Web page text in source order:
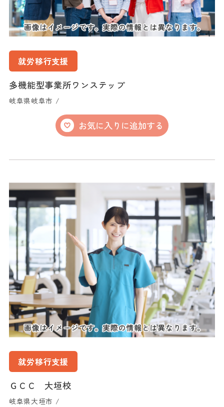
就労移行支援
多機能型事業所ワンステップ
岐阜県岐阜市 /
お気に入りに追加する
就労移行支援
ＧＣＣ 大垣校
岐阜県大垣市 /